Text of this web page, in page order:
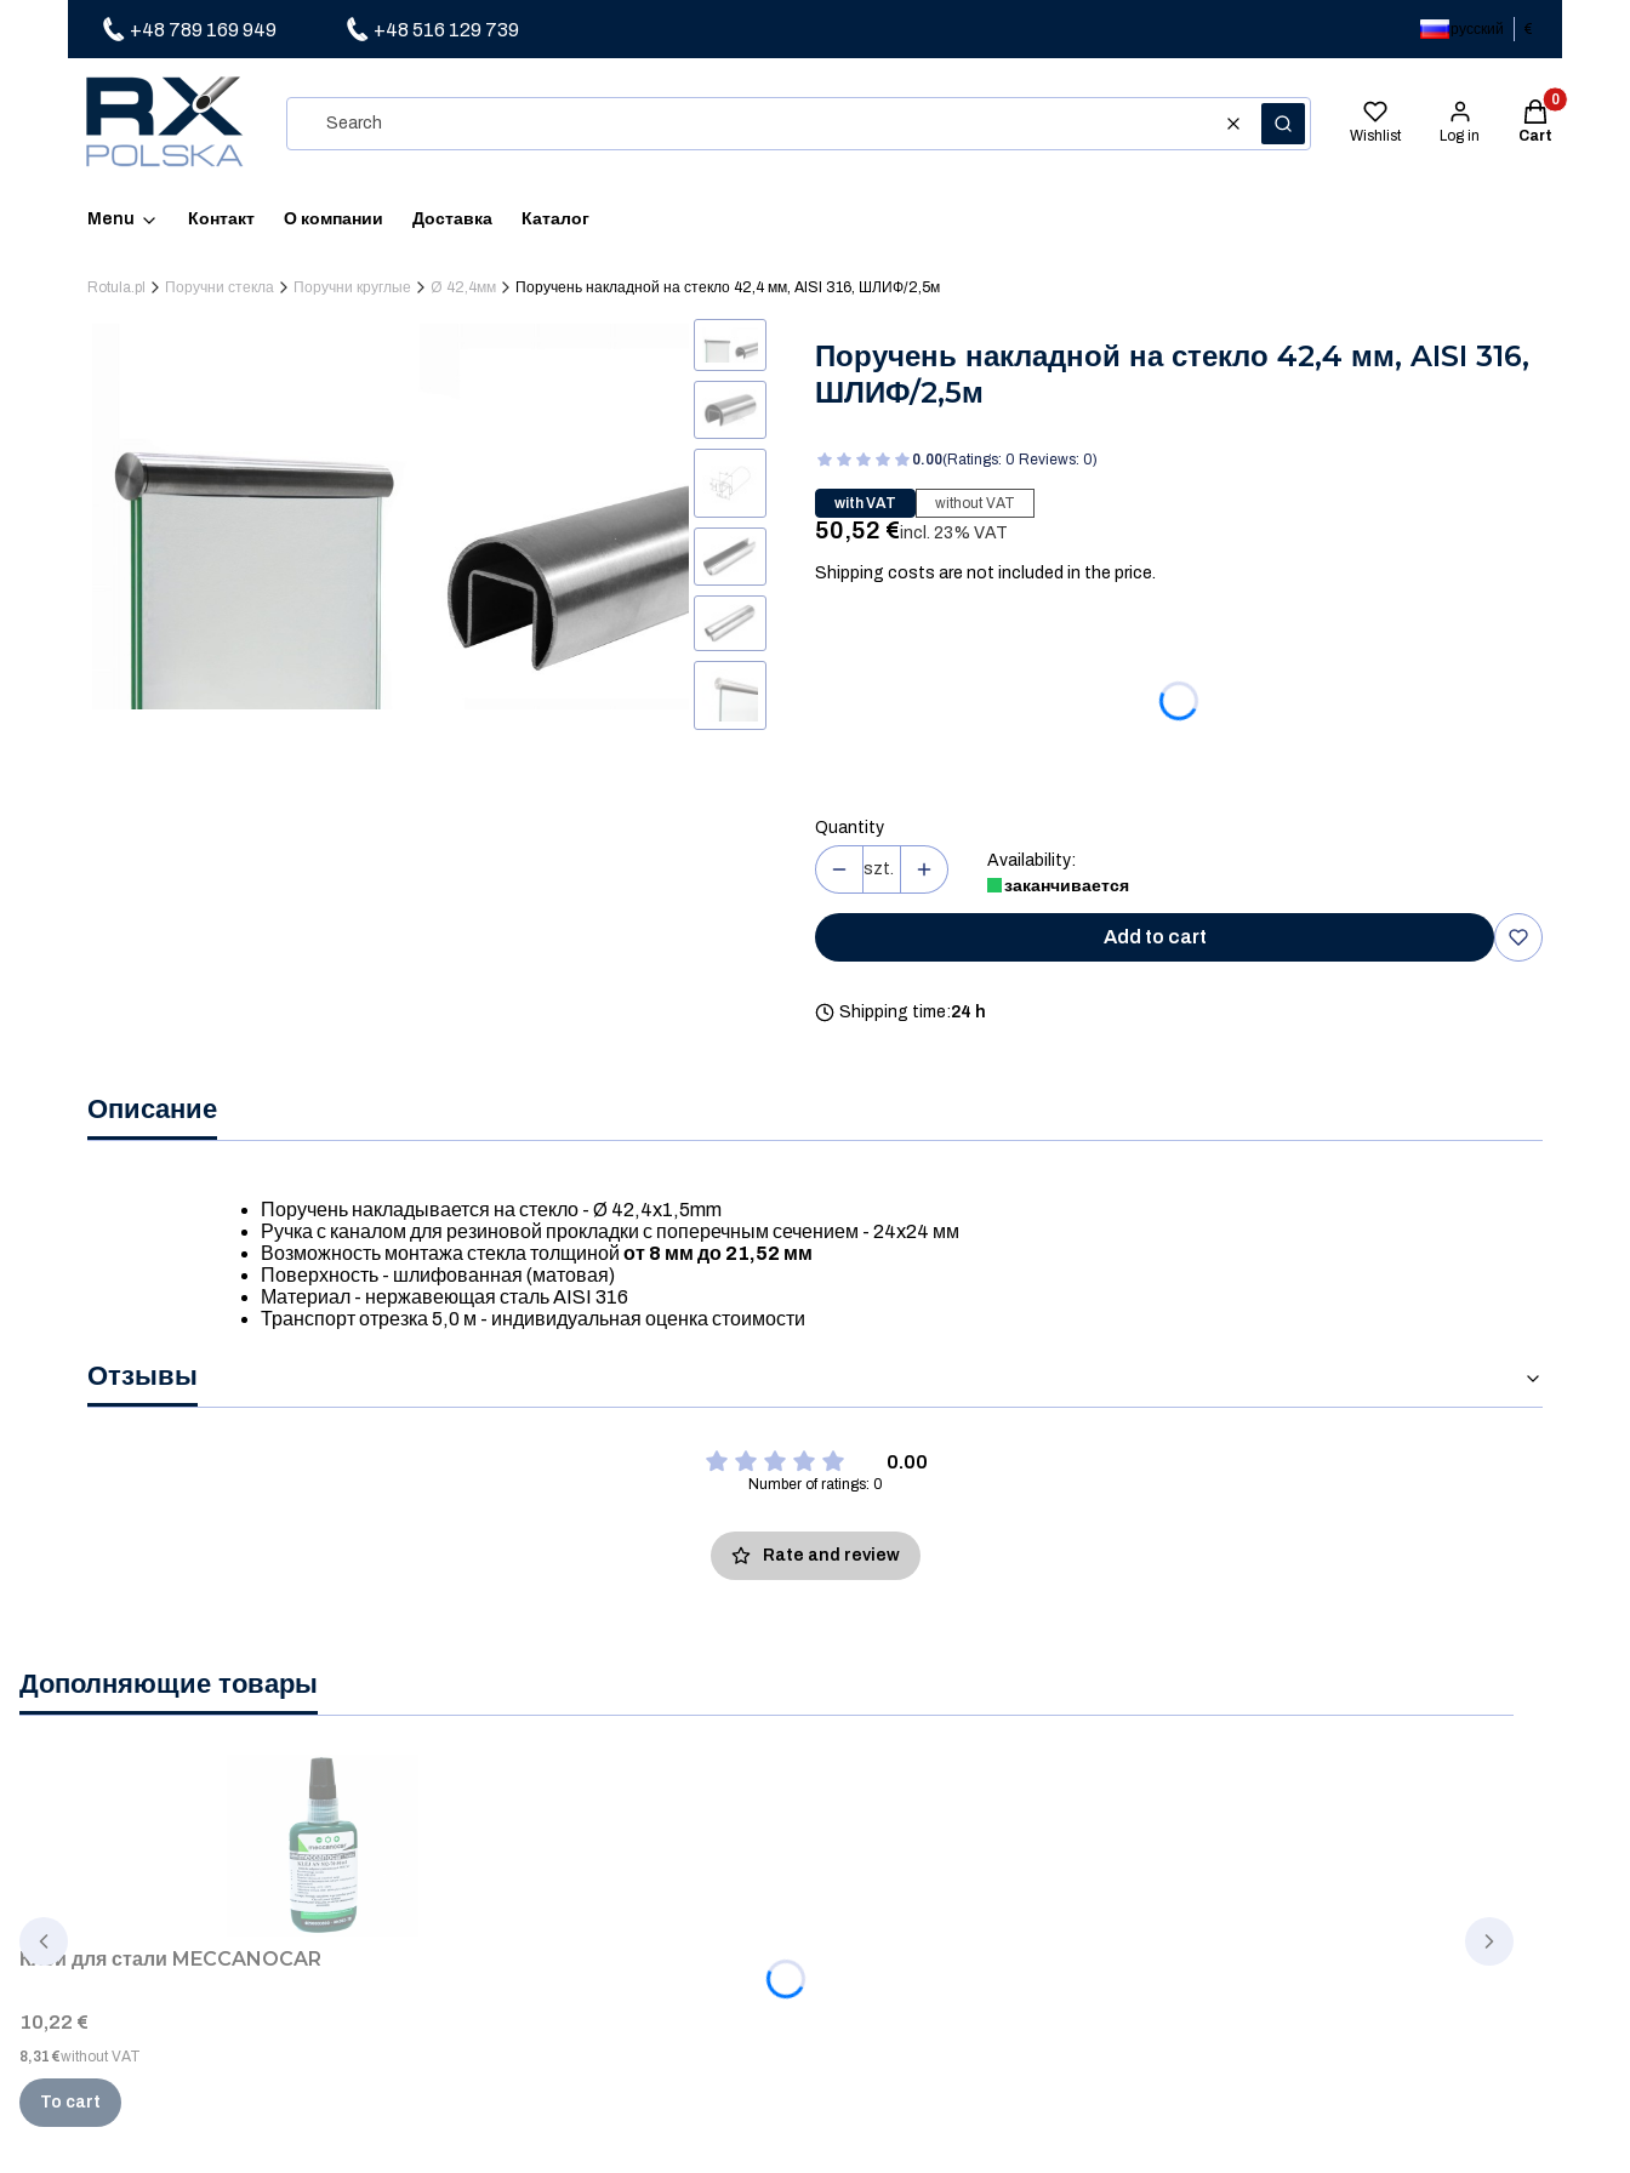
+48 789 169 949 +48 516 129 739 русский €
Clear Search Wishlist Log in
Products in
Cart
Menu Контакт О компании Доставка Каталог
Rotula.pl Поручни стекла Поручни круглые Ø 42,4мм Поручень накладной на стекло 42,4 мм, AISI 316, ШЛИФ/2,5м
Поручень накладной на стекло 42,4 мм, AISI 316,
ШЛИФ/2,5м
0.00(Ratings: 0 Reviews: 0)
with VAT without VAT
Price
50,52 €incl. 23% VAT
incl. 23% VAT
Shipping costs are not included in the price.
Quantity
szt.
Availability:
заканчивается
Add to cart
Shipping time:24 h
Описание
Поручень накладывается на стекло - Ø 42,4x1,5mm
Ручка с каналом для резиновой прокладки с поперечным сечением - 24x24 мм
Возможность монтажа стекла толщиной от 8 мм до 21,52 мм
Поверхность - шлифованная (матовая)
Материал - нержавеющая сталь AISI 316
Транспорт отрезка 5,0 м - индивидуальная оценка стоимости
Отзывы
0.00
Number of ratings: 0
Rate and review
Дополняющие товары
Клей для стали MECCANOCAR
Price
10,22 €
Price
8,31 €without VAT
To cart